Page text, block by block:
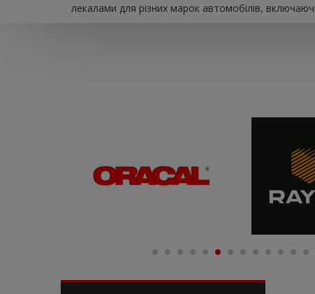
лекалами для різних марок автомобілів,